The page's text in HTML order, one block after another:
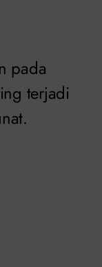
pada
terjadi